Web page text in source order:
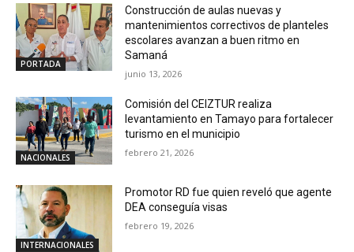
PORTADA
Construcción de aulas nuevas y
mantenimientos correctivos de planteles
escolares avanzan a buen ritmo en
Samaná
junio 13, 2026
NACIONALES
Comisión del CEIZTUR realiza
levantamiento en Tamayo para fortalecer
turismo en el municipio
febrero 21, 2026
INTERNACIONALES
Promotor RD fue quien reveló que agente
DEA conseguía visas
febrero 19, 2026